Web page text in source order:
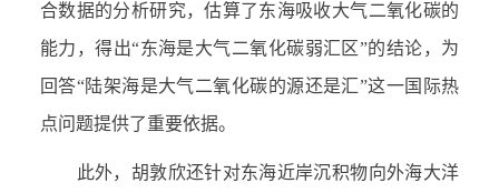
合数据的分析研究，估算了东海吸收大气二氧化碳的
能力，得出“东海是大气二氧化碳弱汇区”的结论，为
回答“陆架海是大气二氧化碳的源还是汇”这一国际热
点问题提供了重要依据。
此外，胡敦欣还针对东海近岸沉积物向外海大洋